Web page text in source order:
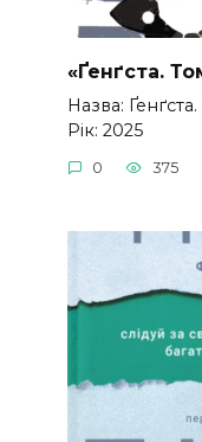
«Ґенґста.
Назва:
Рік: 2025
0 375